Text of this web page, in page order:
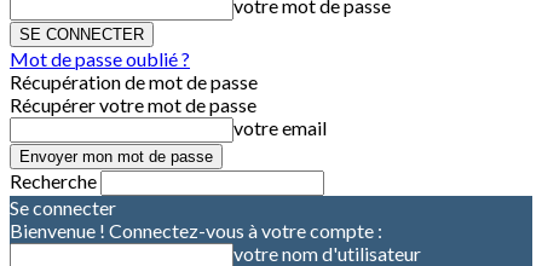
votre mot de passe
Mot de passe oublié ?
Récupération de mot de passe
Récupérer votre mot de passe
votre email
Recherche
Se connecter
Bienvenue ! Connectez-vous à votre compte :
votre nom d'utilisateur